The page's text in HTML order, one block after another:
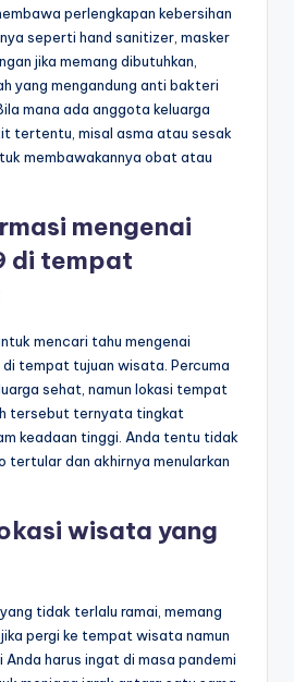
perlengkapan kebersihan
seperti hand sanitizer, masker
jika memang dibutuhkan,
yang mengandung anti bakteri
mana ada anggota keluarga
tertentu, misal asma atau sesak
membawakannya obat atau
mengenai
di tempat
mencari tahu mengenai
tempat tujuan wisata. Percuma
sehat, namun lokasi tempat
tersebut ternyata tingkat
keadaan tinggi. Anda tentu tidak
tertular dan akhirnya menularkan
wisata yang
tidak terlalu ramai, memang
pergi ke tempat wisata namun
Anda harus ingat di masa pandemi